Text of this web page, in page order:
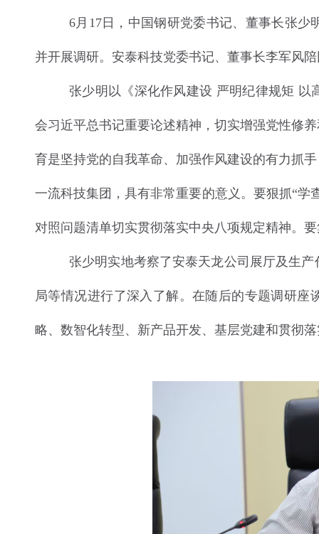
6月17日，中国钢研党委书记、董事长张
并开展调研。安泰科技党委书记、董事长李军风
张少明以《深化作风建设 严明纪律规矩
会习近平总书记重要论述精神，切实增强党性修
育是坚持党的自我革命、加强作风建设的有力抓
一流科技集团，具有非常重要的意义。要狠抓“
对照问题清单切实贯彻落实中央八项规定精神。
张少明实地考察了安泰天龙公司展厅及生
局等情况进行了深入了解。在随后的专题调研座
略、数智化转型、新产品开发、基层党建和贯彻